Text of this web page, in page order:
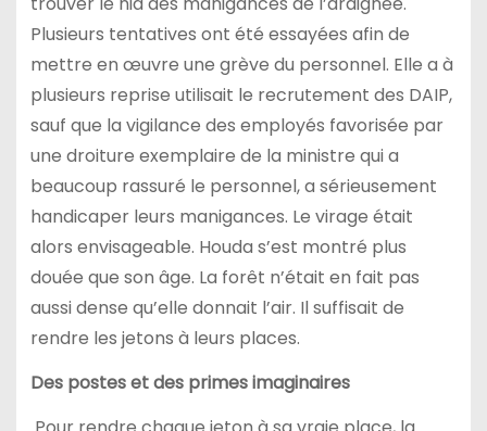
Plusieurs tentatives ont été essayées afin de
mettre en œuvre une grève du personnel. Elle a à
plusieurs reprise utilisait le recrutement des DAIP,
sauf que la vigilance des employés favorisée par
une droiture exemplaire de la ministre qui a
beaucoup rassuré le personnel, a sérieusement
handicaper leurs manigances. Le virage était
alors envisageable. Houda s’est montré plus
douée que son âge. La forêt n’était en fait pas
aussi dense qu’elle donnait l’air. Il suffisait de
rendre les jetons à leurs places.
Des postes et des primes imaginaires